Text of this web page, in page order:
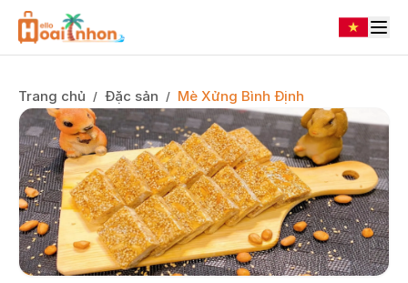
Trang chủ / Đặc sản / Mè Xửng Bình Định